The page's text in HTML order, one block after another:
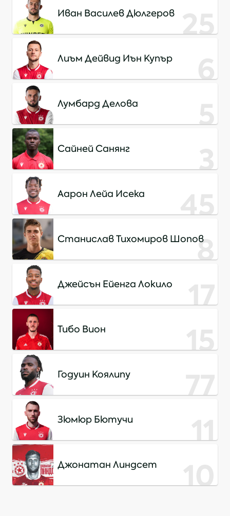
Иван Василев Дюлгеров 25
Лиъм Дейвид Иън Купър 6
Лумбард Делова 5
Сайней Санянг 3
Аарон Лейа Исека 45
Станислав Тихомиров Шопов8
Джейсън Ейенга Локило 17
Тибо Вион 15
Годуин Коялипу 77
Зюмюр Бютучи 11
Джонатан Линдсет 10